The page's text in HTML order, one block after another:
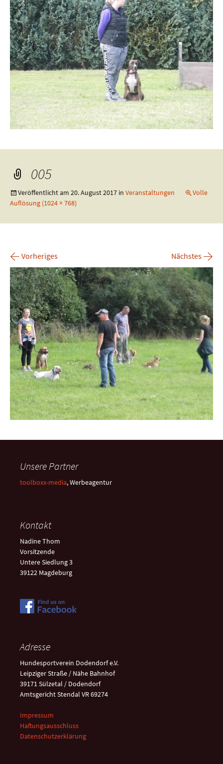
005
Veröffentlicht am 20. August 2017 in Veranstaltungen
Volle
Auflösung (1024 × 768)
← Vorheriges Nächstes →
Unsere Partner
toolboxx-media, Werbeagentur
Kontakt
Nadine Thom
Vorsitzende
Untere Siedlung 3
39122 Magdeburg
Adresse
Hundesportverein Dodendorf e.V.
Leipziger Straße / Nähe Bahnhof
39171 Sülzetal / Dodendorf
Amtsgericht Stendal VR 69274
Impressum
Haftungsausschluss
Datenschutzerklärung